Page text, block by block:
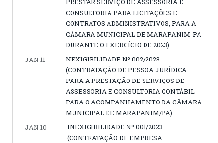
PRESTAR SERVIÇO DE ASSESSORIA E
CONSULTORIA PARA LICITAÇÕES E
CONTRATOS ADMINISTRATIVOS, PARA A
CÂMARA MUNICIPAL DE MARAPANIM-PA
DURANTE O EXERCÍCIO DE 2023)
JAN 11
NEXIGIBILIDADE Nº 002/2023
(CONTRATAÇÃO DE PESSOA JURÍDICA
PARA A PRESTAÇÃO DE SERVIÇOS DE
ASSESSORIA E CONSULTORIA CONTÁBIL
PARA O ACOMPANHAMENTO DA CÂMARA
MUNICIPAL DE MARAPANIM/PA)
JAN 10
INEXIGIBILIDADE Nº 001/2023
(CONTRATAÇÃO DE EMPRESA